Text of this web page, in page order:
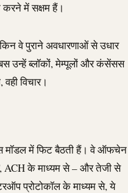
करने में सक्षम हैं।
वे पुराने अवधारणाओं से उधार
उन्हें ब्लॉकों, मेम्पूलों और कंसेंसस
विचार।
मॉडल में फिट बैठती हैं। वे ऑफचेन
,ACHके माध्यम से – और तेजी से
प्रोटोकॉल के माध्यम से, ये